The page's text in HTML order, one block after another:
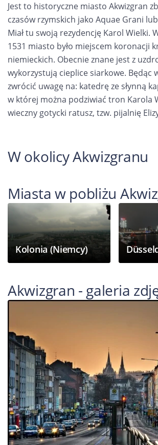
Jest to historyczne miasto Akwizgran
czasów rzymskich jako Aquae Grani
Miał tu swoją rezydencję Karol Wielki.
1531 miasto było miejscem koronacji
niemieckich. Obecnie znane jest z
wykorzystują cieplice siarkowe. Będąc
zwrócić uwagę na: katedrę ze słynną
w której można podziwiać tron Karola
wieczny gotycki ratusz, tzw. pijalnię
W okolicy Akwizgranu
Miasta w pobliżu
Kolonia (Niemcy)
Akwizgran - galeria